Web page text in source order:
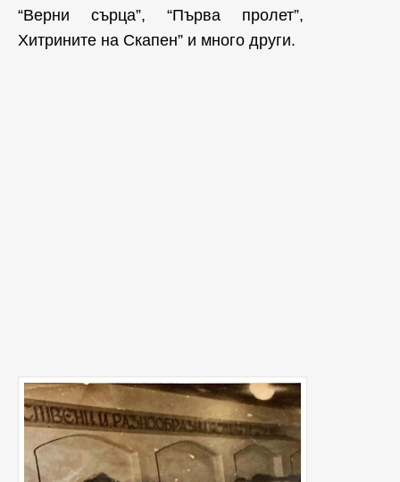
“Верни сърца”, “Първа пролет”,
Хитрините на Скапен” и много други.